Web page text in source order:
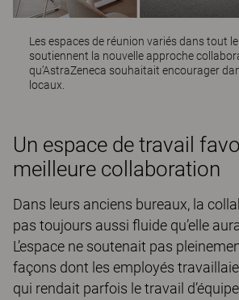
Les espaces de réunion variés dans tout
soutiennent la nouvelle approche
qu’AstraZeneca souhaitait encourager
locaux.
Un espace de travail
meilleure collaboration
Dans leurs anciens bureaux, la
pas toujours aussi fluide qu’elle
L’espace ne soutenait pas
façons dont les employés
qui rendait parfois le travail